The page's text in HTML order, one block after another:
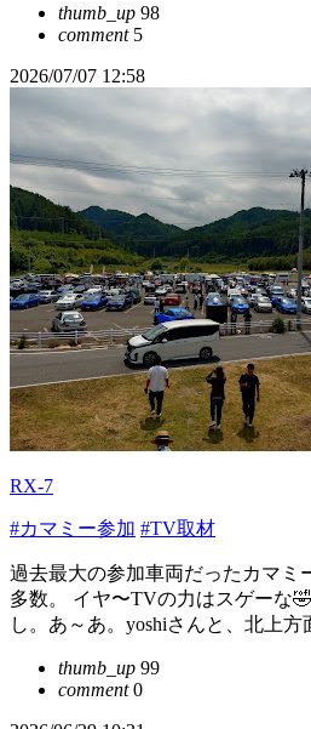
thumb_up 98
comment5
2026/07/07 12:58
RX-7
#カマミー参加 #TV取材
過去最大の参加車両だったカマミ
多数。 イヤ〜TVの力はスゲーな
し。あ～あ。yoshiさんと、北上方
thumb_up 99
comment0